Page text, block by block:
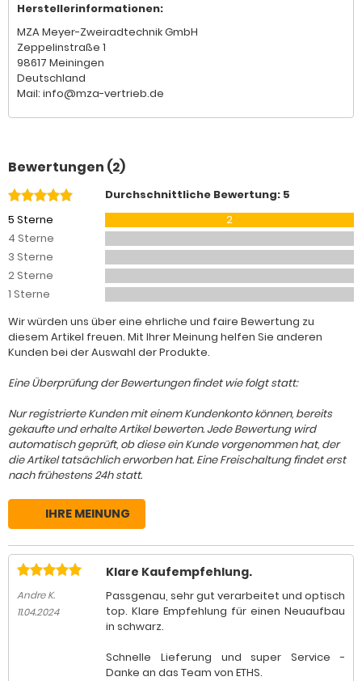
Herstellerinformationen:
MZA Meyer-Zweiradtechnik GmbH
Zeppelinstraße 1
98617 Meiningen
Deutschland
Mail: info@mza-vertrieb.de
Bewertungen (2)
Durchschnittliche Bewertung: 5
5 Sterne
2
4 Sterne
3 Sterne
2 Sterne
1 Sterne
Wir würden uns über eine ehrliche und faire Bewertung zu
diesem Artikel freuen. Mit Ihrer Meinung helfen Sie anderen
Kunden bei der Auswahl der Produkte.
Eine Überprüfung der Bewertungen findet wie folgt statt:
Nur registrierte Kunden mit einem Kundenkonto können, bereits
gekaufte und erhalte Artikel bewerten. Jede Bewertung wird
automatisch geprüft, ob diese ein Kunde vorgenommen hat, der
die Artikel tatsächlich erworben hat. Eine Freischaltung findet erst
nach frühestens 24h statt.
IHRE MEINUNG
Andre K.
11.04.2024
Klare Kaufempfehlung.
Passgenau, sehr gut verarbeitet und optisch
top. Klare Empfehlung für einen Neuaufbau
in schwarz.
Schnelle Lieferung und super Service -
Danke an das Team von ETHS.